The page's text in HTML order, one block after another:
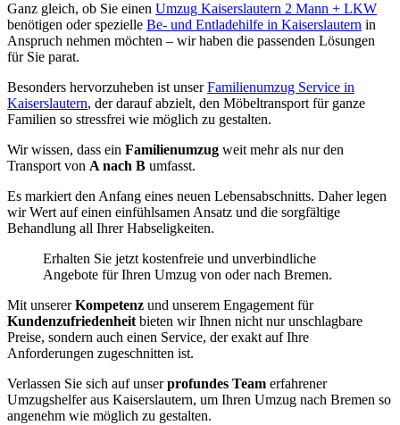
Ganz gleich, ob Sie einen Umzug Kaiserslautern 2 Mann + LKW
benötigen oder spezielle Be- und Entladehilfe in Kaiserslautern in
Anspruch nehmen möchten – wir haben die passenden Lösungen
für Sie parat.
Besonders hervorzuheben ist unserFamilienumzug Service in
Kaiserslautern, der darauf abzielt, den Möbeltransport für ganze
Familien so stressfrei wie möglich zu gestalten.
Wir wissen, dass ein Familienumzug weit mehr als nur den
Transport von A nach B umfasst.
Es markiert den Anfang eines neuen Lebensabschnitts. Daher legen
wir Wert auf einen einfühlsamen Ansatz und die sorgfältige
Behandlung all Ihrer Habseligkeiten.
Erhalten Sie jetzt kostenfreie und unverbindliche
Angebote für Ihren Umzug von oder nach Bremen.
Mit unsererKompetenz und unserem Engagement für
Kundenzufriedenheit bieten wir Ihnen nicht nur unschlagbare
Preise, sondern auch einen Service, der exakt auf Ihre
Anforderungen zugeschnitten ist.
Verlassen Sie sich auf unserprofundes Team erfahrener
Umzugshelfer aus Kaiserslautern, um Ihren Umzug nach Bremen so
angenehm wie möglich zu gestalten.